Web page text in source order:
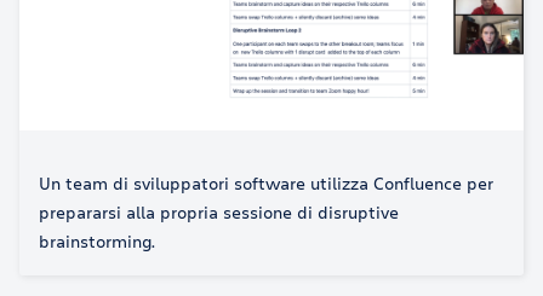
Un team di sviluppatori software utilizza Confluence per
prepararsi alla propria sessione di disruptive
brainstorming.